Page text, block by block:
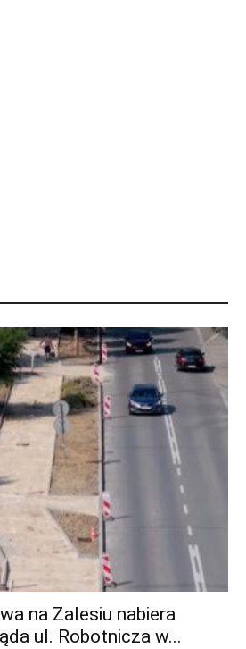
na Zalesiu nabiera
ul. Robotnicza w...